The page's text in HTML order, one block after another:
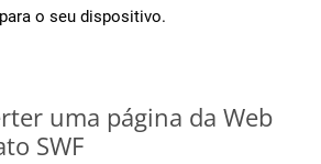
o seu dispositivo.
uma página da Web
SWF